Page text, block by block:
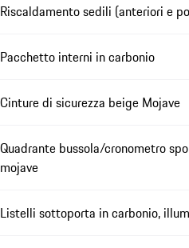
Riscaldamento sedili (anteriori e
Pacchetto interni in carbonio
Cinture di sicurezza beige Mojave
Quadrante bussola/cronometro
mojave
Listelli sottoporta in carbonio,